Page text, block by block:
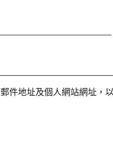
件地址及個人網站網址，